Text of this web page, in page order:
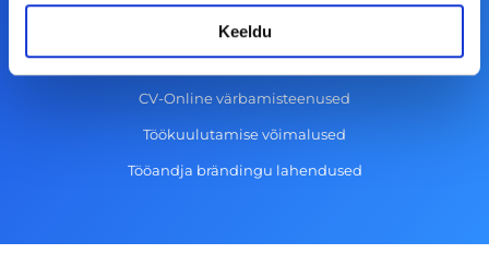
Keeldu
Tööandjale
Lisa töökuulutus CV.ee lehele
CV-Online värbamisteenused
Töökuulutamise võimalused
Tööandja brändingu lahendused